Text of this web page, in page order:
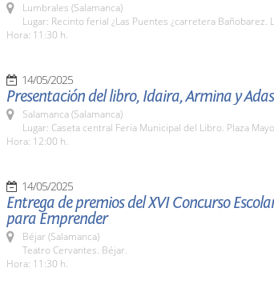
Lumbrales (Salamanca)
Lugar: Recinto ferial ¿Las Puentes ¿carretera Bañobarez.
Hora: 11:30 h.
14/05/2025
Presentación del libro, Idaira, Armina y
Salamanca (Salamanca)
Lugar: Caseta central Feria Municipal del Libro. Plaza
Hora: 12:00 h.
14/05/2025
Entrega de premios del XVI Concurso
para Emprender
Béjar (Salamanca)
Teatro Cervantes. Béjar.
Hora: 11:30 h.